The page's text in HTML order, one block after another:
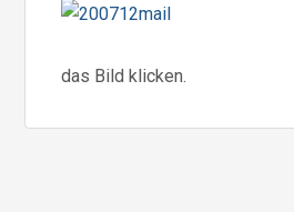
das Bild klicken.